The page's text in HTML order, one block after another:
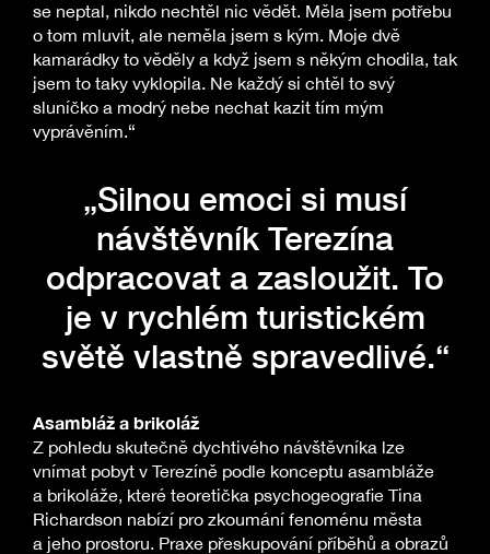
se neptal, nikdo nechtěl nic vědět. Měla jsem potřebu
o tom mluvit, ale neměla jsem s kým. Moje dvě
kamarádky to věděly a když jsem s někým chodila, tak
jsem to taky vyklopila. Ne každý si chtěl to svý
sluníčko a modrý nebe nechat kazit tím mým
vyprávěním.“
„Silnou emoci si musí
návštěvník Terezína
odpracovat a zasloužit. To
je v rychlém turistickém
světě vlastně spravedlivé.“
Asambláž a brikoláž
Z pohledu skutečně dychtivého návštěvníka lze
vnímat pobyt v Terezíně podle konceptu asambláže
a brikoláže, které teoretička psychogeografie Tina
Richardson nabízí pro zkoumání fenoménu města
a jeho prostoru. Praxe přeskupování příběhů a obrazů